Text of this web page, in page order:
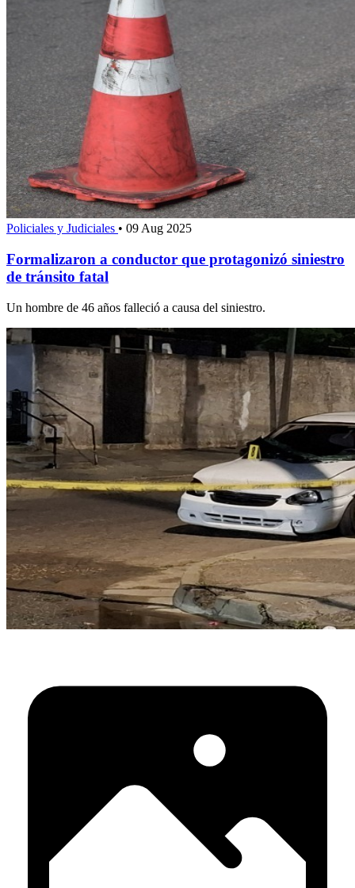
Policiales y Judiciales • 09 Aug 2025
Formalizaron a conductor que protagonizó siniestro
de tránsito fatal
Un hombre de 46 años falleció a causa del siniestro.